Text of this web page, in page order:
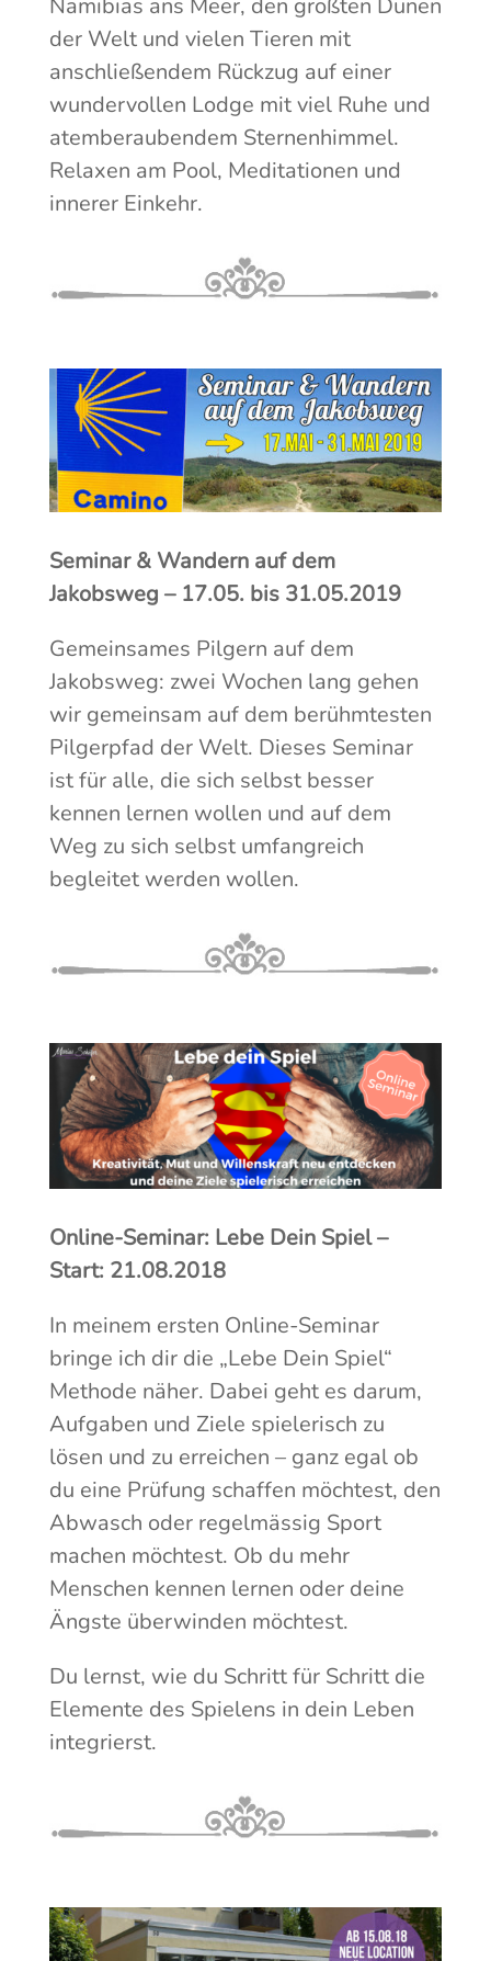
Namibias ans Meer, den größten Dünen
der Welt und vielen Tieren mit
anschließendem Rückzug auf einer
wundervollen Lodge mit viel Ruhe und
atemberaubendem Sternenhimmel.
Relaxen am Pool, Meditationen und
innerer Einkehr.
Seminar & Wandern auf dem
Jakobsweg – 17.05. bis 31.05.2019
Gemeinsames Pilgern auf dem
Jakobsweg: zwei Wochen lang gehen
wir gemeinsam auf dem berühmtesten
Pilgerpfad der Welt. Dieses Seminar
ist für alle, die sich selbst besser
kennen lernen wollen und auf dem
Weg zu sich selbst umfangreich
begleitet werden wollen.
Online-Seminar: Lebe Dein Spiel –
Start: 21.08.2018
In meinem ersten Online-Seminar
bringe ich dir die „Lebe Dein Spiel“
Methode näher. Dabei geht es darum,
Aufgaben und Ziele spielerisch zu
lösen und zu erreichen – ganz egal ob
du eine Prüfung schaffen möchtest, den
Abwasch oder regelmässig Sport
machen möchtest. Ob du mehr
Menschen kennen lernen oder deine
Ängste überwinden möchtest.
Du lernst, wie du Schritt für Schritt die
Elemente des Spielens in dein Leben
integrierst.